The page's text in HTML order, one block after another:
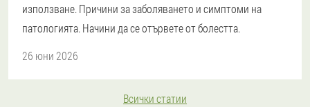
използване. Причини за заболяването и симптоми на
патологията. Начини да се отървете от болестта.
26 юни 2026
Всички статии